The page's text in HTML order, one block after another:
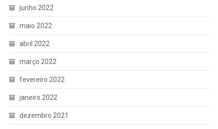
junho 2022
maio 2022
abril 2022
março 2022
fevereiro 2022
janeiro 2022
dezembro 2021